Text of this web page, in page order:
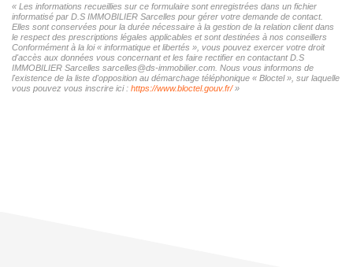
« Les informations recueillies sur ce formulaire sont enregistrées dans un fichier
informatisé par D.S IMMOBILIER Sarcelles pour gérer votre demande de contact.
Elles sont conservées pour la durée nécessaire à la gestion de la relation client dans
le respect des prescriptions légales applicables et sont destinées à nos conseillers
Conformément à la loi « informatique et libertés », vous pouvez exercer votre droit
d'accès aux données vous concernant et les faire rectifier en contactant D.S
IMMOBILIER Sarcelles sarcelles@ds-immobilier.com. Nous vous informons de
l'existence de la liste d'opposition au démarchage téléphonique « Bloctel », sur laquelle
vous pouvez vous inscrire ici : https://www.bloctel.gouv.fr/»